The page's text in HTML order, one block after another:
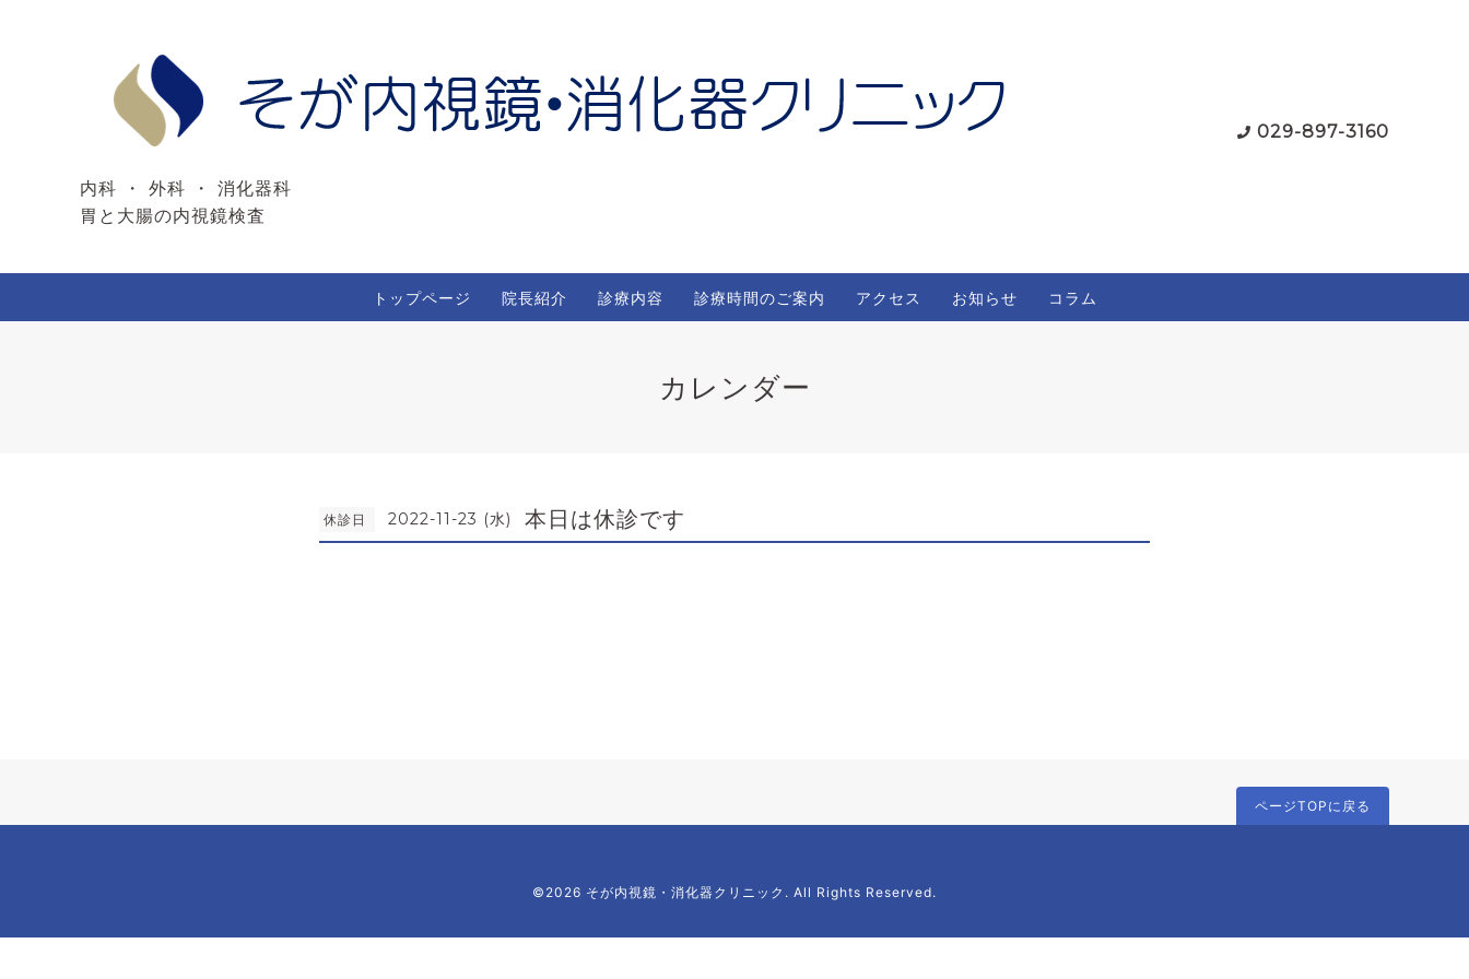
内科 ・ 外科 ・ 消化器科
胃と大腸の内視鏡検査
029-897-3160
トップページ 院長紹介 診療内容 診療時間のご案内 アクセス お知らせ コラム
カレンダー
休診日 2022-11-23 (水) 本日は休診です
ページTOPに戻る
©2026 そが内視鏡・消化器クリニック. All Rights Reserved.